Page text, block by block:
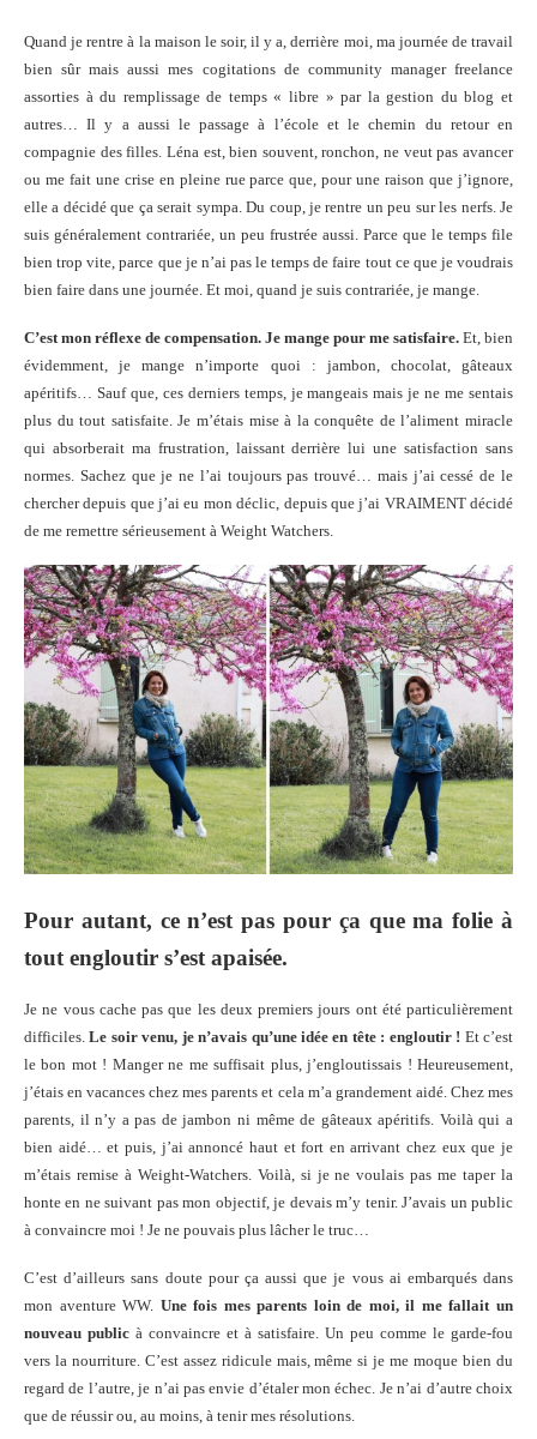
Quand je rentre à la maison le soir, il y a, derrière moi, ma journée de travail
bien sûr mais aussi mes cogitations de community manager freelance
assorties à du remplissage de temps « libre » par la gestion du blog et
autres… Il y a aussi le passage à l’école et le chemin du retour en
compagnie des filles. Léna est, bien souvent, ronchon, ne veut pas avancer
ou me fait une crise en pleine rue parce que, pour une raison que j’ignore,
elle a décidé que ça serait sympa. Du coup, je rentre un peu sur les nerfs. Je
suis généralement contrariée, un peu frustrée aussi. Parce que le temps file
bien trop vite, parce que je n’ai pas le temps de faire tout ce que je voudrais
bien faire dans une journée. Et moi, quand je suis contrariée, je mange.
C’est mon réflexe de compensation. Je mange pour me satisfaire. Et, bien
évidemment, je mange n’importe quoi : jambon, chocolat, gâteaux
apéritifs… Sauf que, ces derniers temps, je mangeais mais je ne me sentais
plus du tout satisfaite. Je m’étais mise à la conquête de l’aliment miracle
qui absorberait ma frustration, laissant derrière lui une satisfaction sans
normes. Sachez que je ne l’ai toujours pas trouvé… mais j’ai cessé de le
chercher depuis que j’ai eu mon déclic, depuis que j’ai VRAIMENT décidé
de me remettre sérieusement à Weight Watchers.
Pour autant, ce n’est pas pour ça que ma folie à
tout engloutir s’est apaisée.
Je ne vous cache pas que les deux premiers jours ont été particulièrement
difficiles.Le soir venu, je n’avais qu’une idée en tête : engloutir ! Et c’est
le bon mot ! Manger ne me suffisait plus, j’engloutissais ! Heureusement,
j’étais en vacances chez mes parents et cela m’a grandement aidé. Chez mes
parents, il n’y a pas de jambon ni même de gâteaux apéritifs. Voilà qui a
bien aidé… et puis, j’ai annoncé haut et fort en arrivant chez eux que je
m’étais remise à Weight-Watchers. Voilà, si je ne voulais pas me taper la
honte en ne suivant pas mon objectif, je devais m’y tenir. J’avais un public
à convaincre moi ! Je ne pouvais plus lâcher le truc…
C’est d’ailleurs sans doute pour ça aussi que je vous ai embarqués dans
mon aventure WW. Une fois mes parents loin de moi, il me fallait un
nouveau public à convaincre et à satisfaire. Un peu comme le garde-fou
vers la nourriture. C’est assez ridicule mais, même si je me moque bien du
regard de l’autre, je n’ai pas envie d’étaler mon échec. Je n’ai d’autre choix
que de réussir ou, au moins, à tenir mes résolutions.